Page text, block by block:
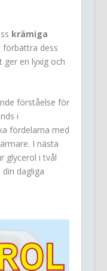
krämiga
förbättra dess
ger en lyxig och
förståelse för
i
fördelarna med
I nästa
glycerol i tvål
dagliga